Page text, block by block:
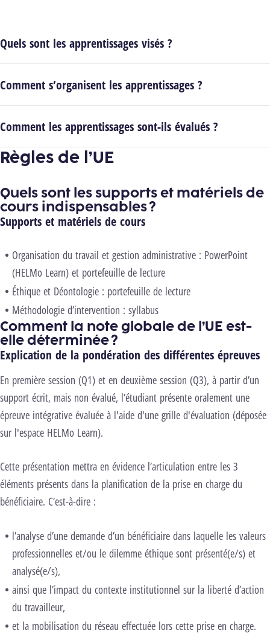
Quels sont les apprentissages visés ?
Comment s’organisent les apprentissages ?
Comment les apprentissages sont-ils évalués ?
Règles de l’UE
Quels sont les supports et matériels de
cours indispensables ?
Supports et matériels de cours
Organisation du travail et gestion administrative : PowerPoint
(HELMo Learn) et portefeuille de lecture
Éthique et Déontologie : portefeuille de lecture
Méthodologie d’intervention : syllabus
Comment la note globale de l’UE est-
elle déterminée ?
Explication de la pondération des différentes épreuves
En première session (Q1) et en deuxième session (Q3), à partir d’un
support écrit, mais non évalué, l’étudiant présente oralement une
épreuve intégrative évaluée à l'aide d'une grille d'évaluation (déposée
sur l'espace HELMo Learn).
Cette présentation mettra en évidence l’articulation entre les 3
éléments présents dans la planification de la prise en charge du
bénéficiaire. C’est-à-dire :
l’analyse d’une demande d’un bénéficiaire dans laquelle les valeurs
professionnelles et/ou le dilemme éthique sont présenté(e/s) et
analysé(e/s),
ainsi que l’impact du contexte institutionnel sur la liberté d’action
du travailleur,
et la mobilisation du réseau effectuée lors cette prise en charge.